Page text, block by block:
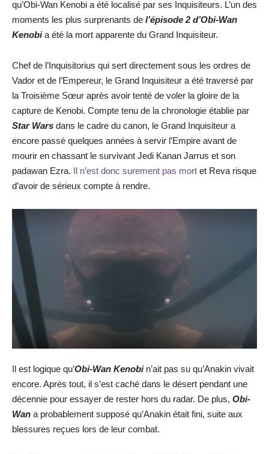
qu’Obi-Wan Kenobi a été localisé par ses Inquisiteurs. L’un des
moments les plus surprenants de l’épisode 2 d’Obi-Wan
Kenobia été la mort apparente du Grand Inquisiteur.
Chef de l’Inquisitorius qui sert directement sous les ordres de
Vador et de l’Empereur, le Grand Inquisiteur a été traversé par
la Troisième Sœur après avoir tenté de voler la gloire de la
capture de Kenobi. Compte tenu de la chronologie établie par
Star Wars dans le cadre du canon, le Grand Inquisiteur a
encore passé quelques années à servir l’Empire avant de
mourir en chassant le survivant Jedi Kanan Jarrus et son
padawan Ezra. Il n’est donc surement pas mort et Reva risque
d’avoir de sérieux compte à rendre.
Il est logique qu’Obi-Wan Kenobi n’ait pas su qu’Anakin vivait
encore. Après tout, il s’est caché dans le désert pendant une
décennie pour essayer de rester hors du radar. De plus, Obi-
Wan a probablement supposé qu’Anakin était fini, suite aux
blessures reçues lors de leur combat.